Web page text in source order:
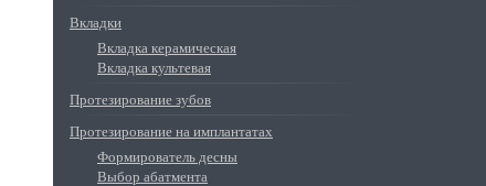
Вкладки
Вкладка керамическая
Вкладка культевая
Протезирование зубов
Протезирование на имплантатах
Формирователь десны
Выбор абатмента